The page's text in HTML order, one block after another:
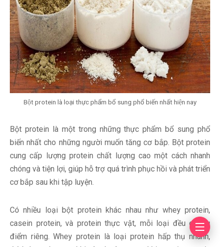
Bột protein là loại thực phẩm bổ sung phổ biến nhất hiện nay
Bột protein là một trong những thực phẩm bổ sung phổ
biến nhất cho những người muốn tăng cơ bắp. Bột protein
cung cấp lượng protein chất lượng cao một cách nhanh
chóng và tiện lợi, giúp hỗ trợ quá trình phục hồi và phát triển
cơ bắp sau khi tập luyện.
Có nhiều loại bột protein khác nhau như whey protein,
casein protein, và protein thực vật, mỗi loại đều có ưu
điểm riêng. Whey protein là loại protein hấp thụ nhanh,